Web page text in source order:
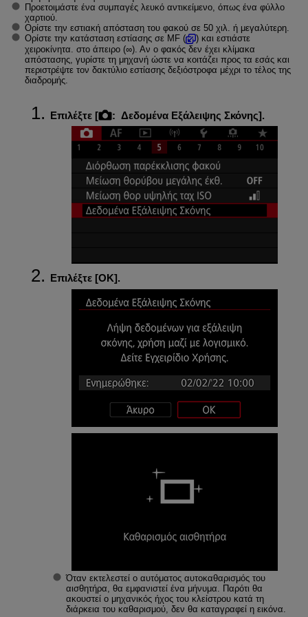
Προετοιμάστε ένα συμπαγές λευκό αντικείμενο, όπως ένα φύλλο
χαρτιού.
Ορίστε την εστιακή απόσταση του φακού σε 50 χιλ. ή μεγαλύτερη.
Ορίστε την κατάσταση εστίασης σε MF (
) και εστιάστε
χειροκίνητα. στο άπειρο (∞). Αν ο φακός δεν έχει κλίμακα
απόστασης, γυρίστε τη μηχανή ώστε να κοιτάζει προς τα εσάς και
περιστρέψτε τον δακτύλιο εστίασης δεξιόστροφα μέχρι το τέλος της
διαδρομής.
Επιλέξτε [ : Δεδομένα Εξάλειψης Σκόνης].
Επιλέξτε [ΟΚ].
Όταν εκτελεστεί ο αυτόματος αυτοκαθαρισμός του
αισθητήρα, θα εμφανιστεί ένα μήνυμα. Παρότι θα
ακουστεί ο μηχανικός ήχος του κλείστρου κατά τη
διάρκεια του καθαρισμού, δεν θα καταγραφεί η εικόνα.